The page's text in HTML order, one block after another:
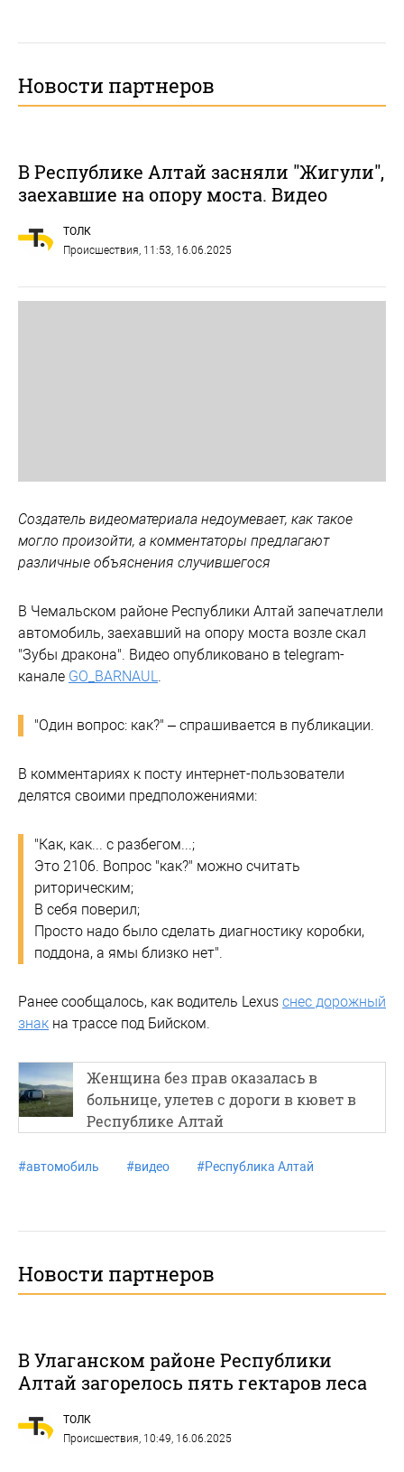
Новости партнеров
В Республике Алтай засняли "Жигули",
заехавшие на опору моста. Видео
ТОЛК
Происшествия, 11:53, 16.06.2025
Создатель видеоматериала недоумевает, как такое
могло произойти, а комментаторы предлагают
различные объяснения случившегося
В Чемальском районе Республики Алтай запечатлели
автомобиль, заехавший на опору моста возле скал
"Зубы дракона". Видео опубликовано в telegram-
канале GO_BARNAUL.
"Один вопрос: как?" – спрашивается в публикации.
В комментариях к посту интернет-пользователи
делятся своими предположениями:
"Как, как... с разбегом...;
Это 2106. Вопрос "как?" можно считать
риторическим;
В себя поверил;
Просто надо было сделать диагностику коробки,
поддона, а ямы близко нет".
Ранее сообщалось, как водитель Lexus снес дорожный
знак на трассе под Бийском.
Женщина без прав оказалась в
больнице, улетев с дороги в кювет в
Республике Алтай
#автомобиль #видео #Республика Алтай
Новости партнеров
В Улаганском районе Республики
Алтай загорелось пять гектаров леса
ТОЛК
Происшествия, 10:49, 16.06.2025